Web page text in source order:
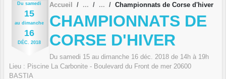
Du samedi
15
au dimanche
16
DÉC. 2018
Accueil Championnats de Corse d'hiver
CHAMPIONNATS DE
CORSE D'HIVER
Du samedi 15 au dimanche 16 déc. 2018 de 14h à 19h
Lieu : Piscine La Carbonite - Boulevard du Front de mer 20600
BASTIA